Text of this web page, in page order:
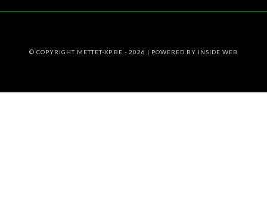
© COPYRIGHT METTET-XP.BE - 2026 | POWERED BY INSIDE WEB